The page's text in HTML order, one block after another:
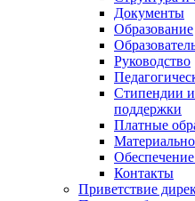
Документы
Образование
Руководство
Стипендии
поддержки
Платные
Контакты
Приветствие